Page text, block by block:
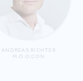
ANDREAS RICHTER
M.O.O.CON